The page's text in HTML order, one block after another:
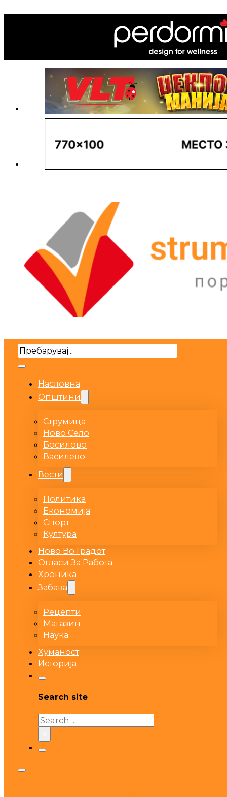
Search
Насловна
Општини
Струмица
Ново Село
Босилово
Василево
Вести
Политика
Економија
Спорт
Култура
Ново Во Градот
Огласи За Работа
Хроника
Забава
Рецепти
Магазин
Наука
Хуманост
Историја
Search site
Search